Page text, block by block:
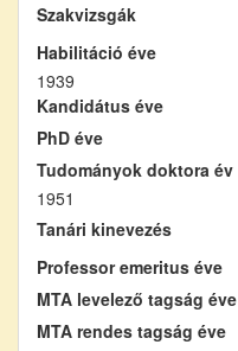
Szakvizsgák
Habilitáció éve
1939
Kandidátus éve
PhD éve
Tudományok doktora év
1951
Tanári kinevezés
Professor emeritus éve
MTA levelező tagság éve
MTA rendes tagság éve